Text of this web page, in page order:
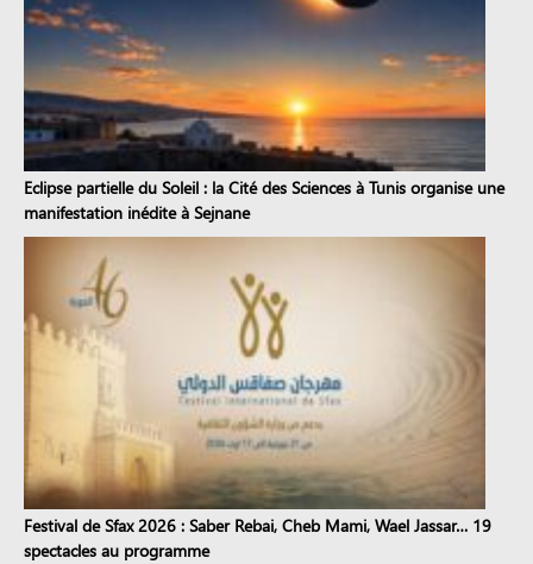
Eclipse partielle du Soleil : la Cité des Sciences à Tunis organise une
manifestation inédite à Sejnane
Festival de Sfax 2026 : Saber Rebai, Cheb Mami, Wael Jassar… 19
spectacles au programme